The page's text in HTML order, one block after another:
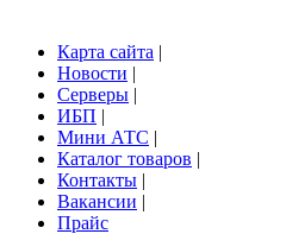
Карта сайта |
Новости |
Серверы |
ИБП |
Мини АТС |
Каталог товаров |
Контакты |
Вакансии |
Прайс